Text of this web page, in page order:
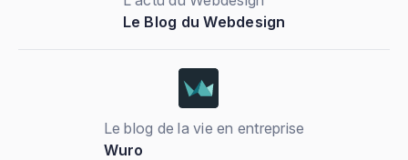
Le Blog du Webdesign
Le blog de la vie en entreprise
Wuro